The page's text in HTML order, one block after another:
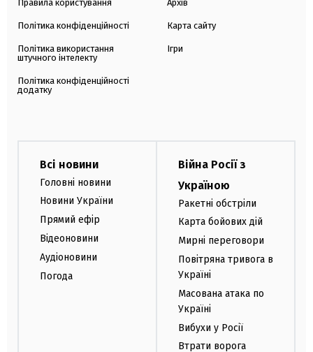
Правила користування
Політика конфіденційності
Політика використання
штучного інтелекту
Політика конфіденційності
додатку
Архів
Карта сайту
Ігри
Всі новини
Головні новини
Новини України
Прямий ефір
Відеоновини
Аудіоновини
Погода
Війна Росії з
Україною
Ракетні обстріли
Карта бойових дій
Мирні переговори
Повітряна тривога в
Україні
Масована атака по
Україні
Вибухи у Росії
Втрати ворога